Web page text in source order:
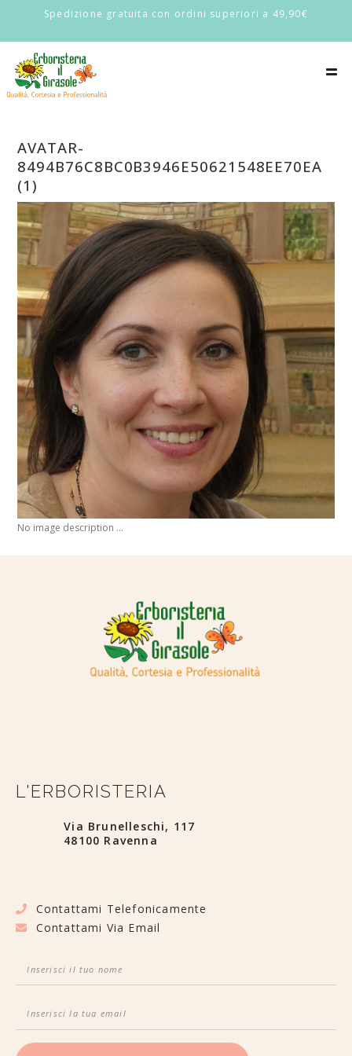
Spedizione gratuita con ordini superiori a 49,90€
AVATAR-
8494B76C8BC0B3946E50621548EE70EA
(1)
No image description ...
L'ERBORISTERIA
Via Brunelleschi, 117
48100 Ravenna
Contattami Telefonicamente
Contattami Via Email